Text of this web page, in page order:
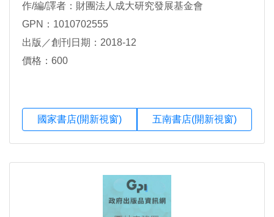
作/編/譯者：財團法人成大研究發展基金會
GPN：1010702555
出版／創刊日期：2018-12
價格：600
國家書店(開新視窗) 五南書店(開新視窗)